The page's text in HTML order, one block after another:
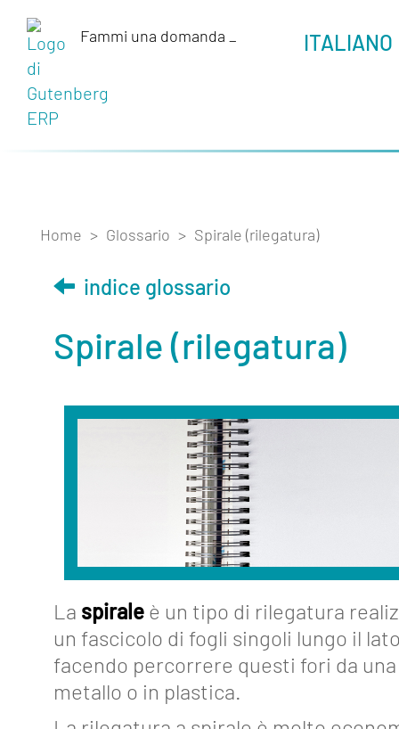
Funzionalità
Strumenti
Collegamenti
Industria
4.0
Fammi una domanda _ ITALIANO
Home > Glossario > Spirale (rilegatura)
indice glossario
Spirale (rilegatura)
La spirale è un tipo di rilegatura
un fascicolo di fogli singoli lungo il
facendo percorrere questi fori da
metallo o in plastica.